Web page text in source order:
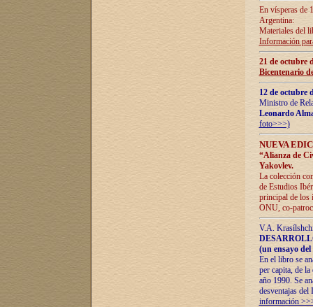
En vísperas de
Argentina:
Materiales del
Información
21 de octubre
Bicentenario
12 de octubre
Ministro de
Leonardo
foto>>>)
NUEVA
“Alianza de
Yakovlev.
La colección
de Estudios
principal de los
ONU, co-
V.A.
(un ensayo
En el libro se
per capita, de
año 1990. Se
desventajas
información